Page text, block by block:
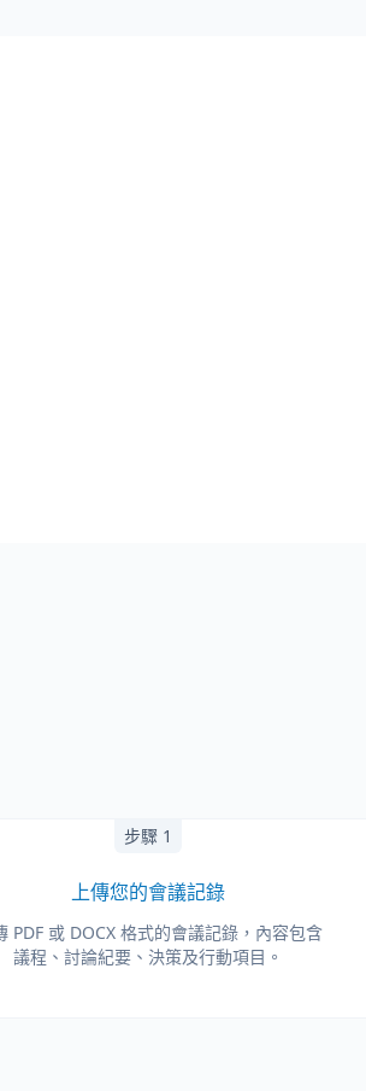
步驟 1
上傳您的會議記錄
PDF 或 DOCX 格式的會議記錄，內容包含
議程、討論紀要、決策及行動項目。